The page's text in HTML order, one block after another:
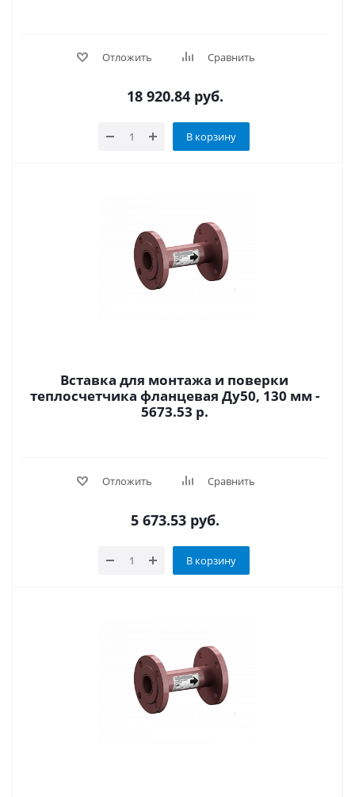
Отложить Сравнить
18 920.84руб.
В корзину
Вставка для монтажа и поверки
теплосчетчика фланцевая Ду50, 130 мм -
5673.53 р.
Отложить Сравнить
5 673.53руб.
В корзину